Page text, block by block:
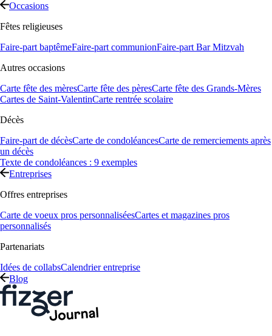
Occasions
Fêtes religieuses
Faire-part baptêmeFaire-part communionFaire-part Bar Mitzvah
Autres occasions
Carte fête des mèresCarte fête des pèresCarte fête des Grands-Mères
Cartes de Saint-ValentinCarte rentrée scolaire
Décès
Faire-part de décèsCarte de condoléancesCarte de remerciements après
un décès
Texte de condoléances : 9 exemples
Entreprises
Offres entreprises
Carte de voeux pros personnaliséesCartes et magazines pros
personnalisés
Partenariats
Idées de collabsCalendrier entreprise
Blog